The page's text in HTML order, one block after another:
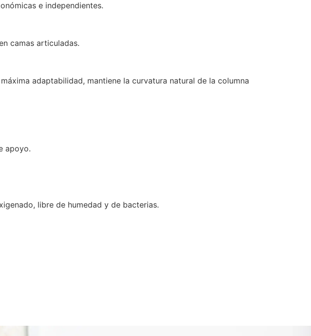
e independientes.
camas articuladas.
adaptabilidad, mantiene la curvatura natural de la columna
apoyo.
libre de humedad y de bacterias.